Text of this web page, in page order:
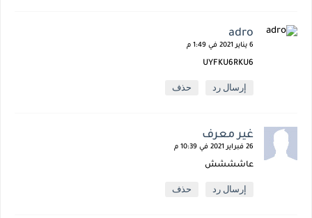
adro
6 يناير 2021 في 1:49 م
UYFKU6RKU6
إرسال رد حذف
غير معرف
26 فبراير 2021 في 10:39 م
عاشششش
إرسال رد حذف